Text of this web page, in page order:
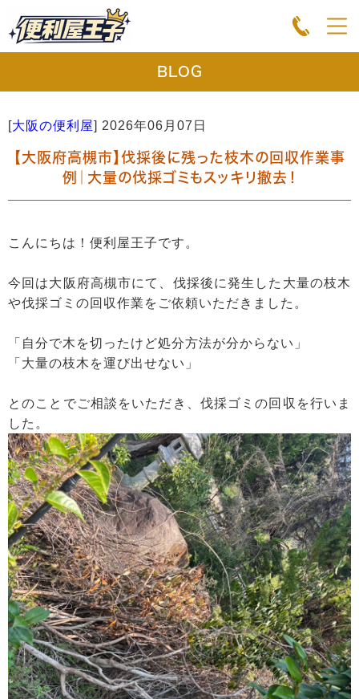
BLOG
[大阪の便利屋] 2026年06月07日
【大阪府高槻市】伐採後に残った枝木の回収作業事
例｜大量の伐採ゴミもスッキリ撤去！
こんにちは！便利屋王子です。
今回は大阪府高槻市にて、伐採後に発生した大量の枝木
や伐採ゴミの回収作業をご依頼いただきました。
「自分で木を切ったけど処分方法が分からない」
「大量の枝木を運び出せない」
とのことでご相談をいただき、伐採ゴミの回収を行いま
した。